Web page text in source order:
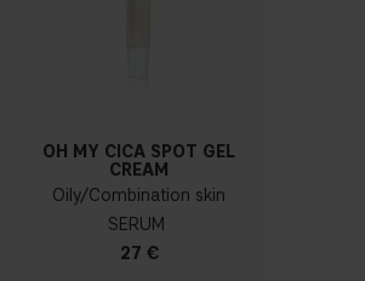
OH MY CICA SPOT GEL
CREAM
Oily/Combination skin
SERUM
27 €